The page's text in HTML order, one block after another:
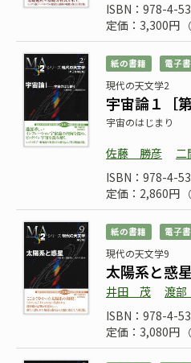
ISBN：978-4-
定価：3,300円
紙の書籍 電子
現代の天文学2
宇宙論１［
宇宙のはじまり
佐藤 勝彦
ISBN：978-4-
定価：2,860円
紙の書籍 電子
現代の天文学9
太陽系と惑
井田 茂 渡
ISBN：978-4-
定価：3,080円